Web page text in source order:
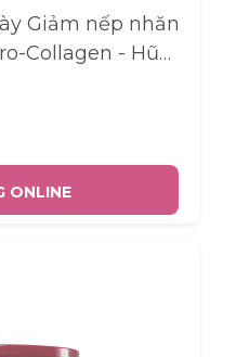
Giảm nếp nhăn
Collagen - Hũ
ONLINE